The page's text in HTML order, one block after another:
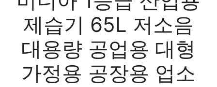
제습기 65L 저소음
대용량 공업용 대형
가정용 공장용 업소